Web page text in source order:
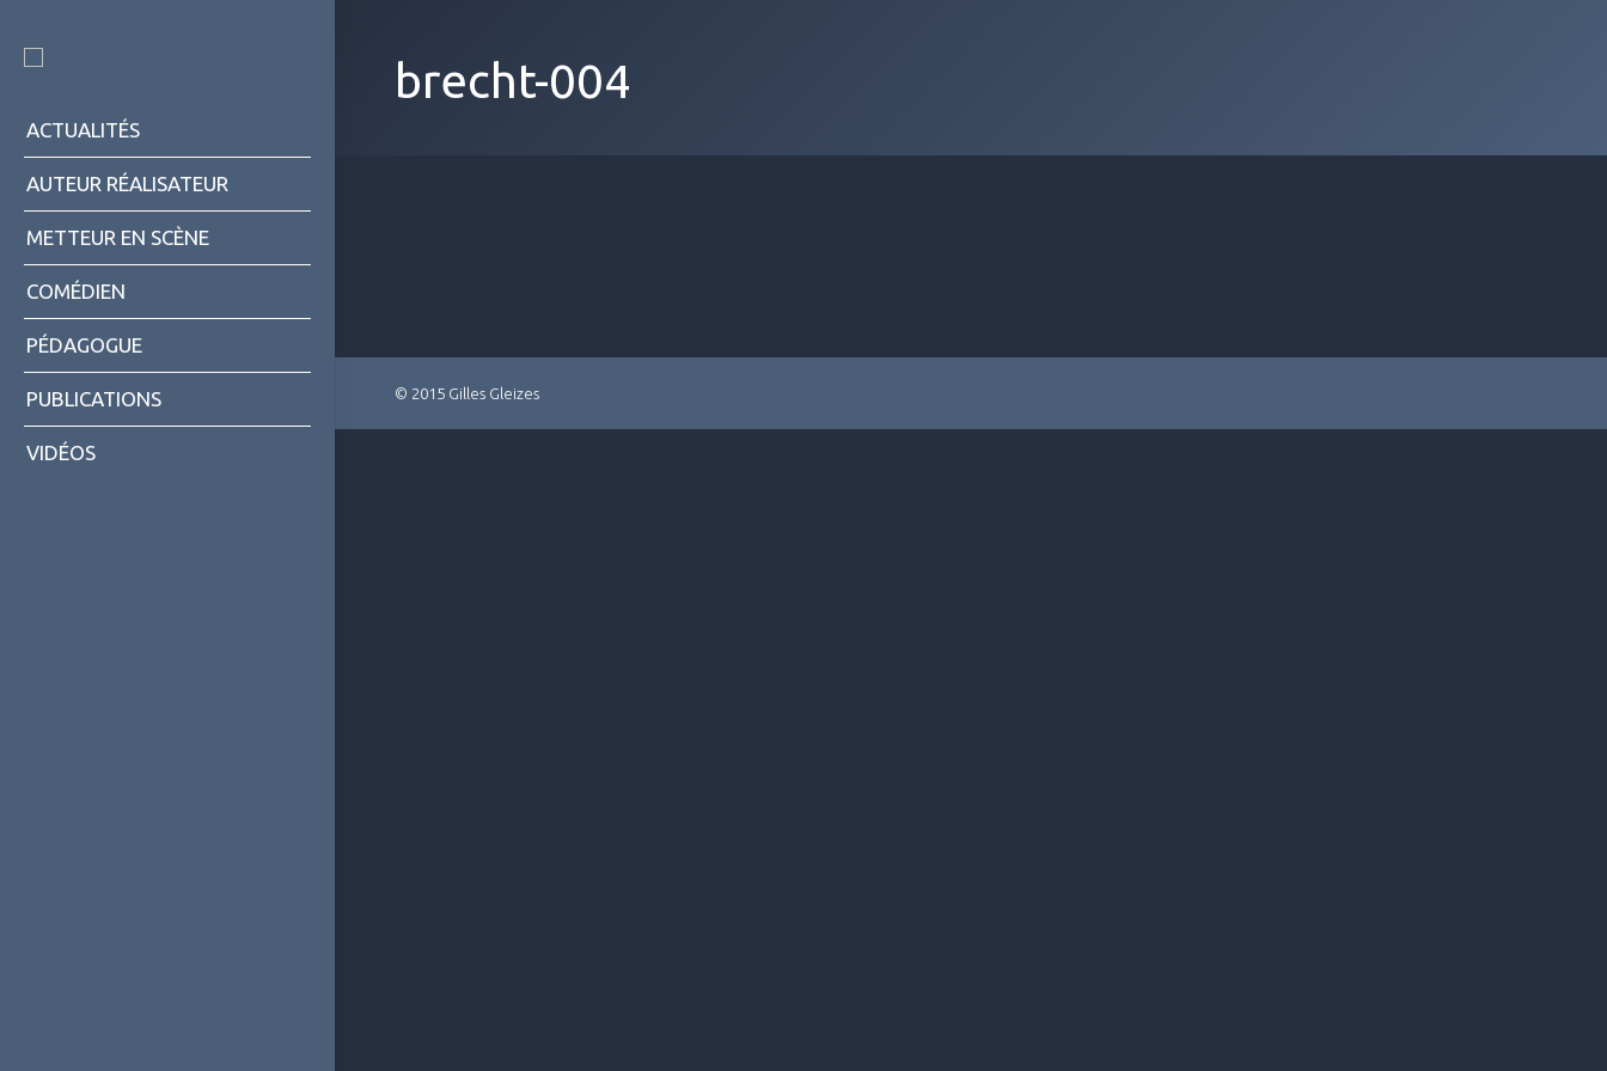
ACTUALITÉS
AUTEUR RÉALISATEUR
METTEUR EN SCÈNE
COMÉDIEN
PÉDAGOGUE
PUBLICATIONS
VIDÉOS
brecht-004
© 2015 Gilles Gleizes